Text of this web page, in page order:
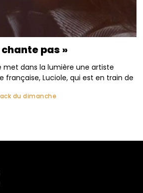
pas »
met dans la lumière une artiste
française, Luciole, qui est en train de
du dimanche